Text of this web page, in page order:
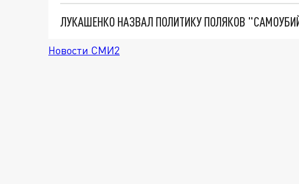
ЛУКАШЕНКО НАЗВАЛ ПОЛИТИКУ ПОЛЯКОВ
Новости СМИ2